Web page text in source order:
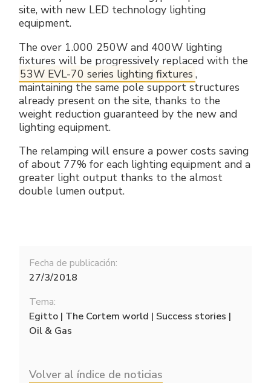
site, with new LED technology lighting
equipment.
The over 1.000 250W and 400W lighting
fixtures will be progressively replaced with the
53W EVL-70 series lighting fixtures ,
maintaining the same pole support structures
already present on the site, thanks to the
weight reduction guaranteed by the new and
lighting equipment.
The relamping will ensure a power costs saving
of about 77% for each lighting equipment and a
greater light output thanks to the almost
double lumen output.
Fecha de publicación:
27/3/2018
Tema:
Egitto | The Cortem world | Success stories |
Oil & Gas
Volver al índice de noticias
Accesorios eléctricos
Aspiradores
Serie estanca
Todos los productos
Instrucciones Tecnicas
Energías renovables
Política empresarial
Hazte distribuidor nuestro
Reference list
Certificados de la empresa
Entrevistas y prensa
Galería y vídeos